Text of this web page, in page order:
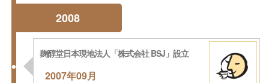
2008
2007年09月
麹醇堂日本現地法人「株式会社 BSJ」設立